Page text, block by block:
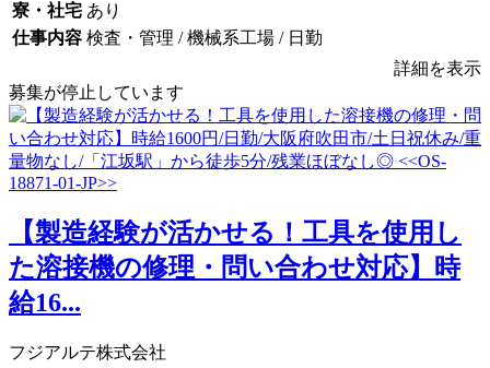
寮・社宅 あり
仕事内容 検査・管理 / 機械系工場 / 日勤
詳細を表示
募集が停止しています
【製造経験が活かせる！工具を使用し
た溶接機の修理・問い合わせ対応】時
給16...
フジアルテ株式会社